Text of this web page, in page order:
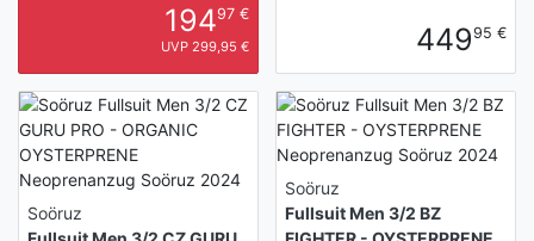
19497 €
UVP 299,95 € 44995 €
Soöruz
Soöruz
Fullsuit Men 3/2 BZ